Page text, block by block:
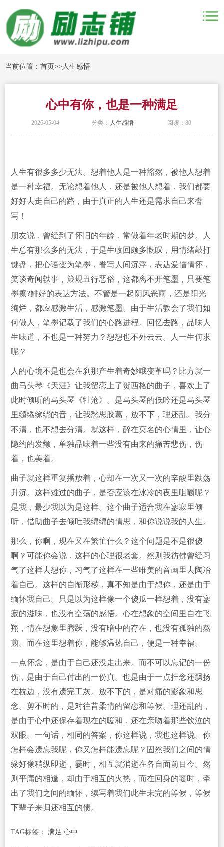
当前位置：首页>> 人生感悟
心中有你，也是一种满足
2026-05-04 分类： 人生感悟 阅读：80
人生有很多多少无法。想着他人是一种豁然，被他人想着
是一种幸福。无论想着他人，还是被他人想着，我们都要
好好去走自己的路，由于真正的人生还是需求自己来誊
写！
朋友说，曾经到了怀旧的年龄，常做着年老时期的梦。人
生总有那么多的无法，于是生收回颇多慨叹，用情绪敲打
键盘，把心语变为笔墨，誊写人间沉浮，表达爱憎情怀，
笑谈奇闻轶事，箴规丑行恶俗，这都离不开笔墨，只要笔
墨擦?鲱好的表达方法。不管是一起阴风恶雨，还是阳光
绚烂，都应感激生活，感激笔墨。由于生活教会了我们如
何做人，笔墨记载了我们的心路进程。回忆去路，品味人
生味道，不也是一种努力？想想也不外云云。人一生何求
呢？
人的心境不是也会在刹那产生着奇妙哦变革吗？比方就一
曲马头琴《天涯》让我留恋上了贺西格的曲子，喜欢上了
此时倾听的马头琴《牡沧》。是马头琴的低吟还是马头琴
里缱绻缭绕的音，让我愁思胶葛，放不下，理还乱。我分
不清，也不想去分清。就这样，醉在莫名的心情里，让心
隐约的发颤，单独品味着一些没有由来的痛苦悲伤，伤
着，也美着。
曲子就这样重复播放着，心却在一次又一次的辛酸里跌荡
升沉。这样难过的曲子，是否应该在冰冷的夜里咀嚼呢？
是我，最少我以为是这样。这个曲子适合我在寥寂里倾
听，借助曲子去倾吐我绵绵的情思，和你说说我的人生。
那么，你啊，现在又在繁忙什么？这个问题是不是很傻
啊？可能你会说，这样的心理很老套。然则我彷佛曾经习
气了这样去想你，习气了这样在一些唯美的音画里去陶冶
着自己。这样的自惭形秽，真不知是由于想你，还是由于
缅怀我自己。只是以为这样像一个傻瓜一样想着，没有寥
寂的滋味，也没有空荡的感悟。心在想象的空间里自在飞
翔，情在想象里腾跃，没有暗中的存在，也没有孤独的熬
煎。而在这里想着你，能够温热自己，便是一种幸福。
一点怀念，是由于自己还没走出来。而不可以忘记的一份
伤，是由于自己付出的一份真。也是由于一点挂念还飘扬
在枕边，没有遗完工灰。放不下的，是对痛的影象和思
念。剪不时的，是对往昔柔情的留恋和等候。理还乱的，
是由于心中还保存着现在的暖和，还在亲吻着那些饮泣的
双眼。一句话，相同的答案，你这样说，我也这样说。你
怎样会遗忘我呢，你又怎样能遗忘呢？固然我们之间的情
缘好像稍纵即逝，霎时，相互就消逝在各自面前目今。然
则平庸的相逢，却由于相互的火热，而在回身的霎时，牵
出了我们之间的缅怀，续写着我们此生未完的等候，等候
下辈子来归还相互的债。
TAG标签： 满足 心中